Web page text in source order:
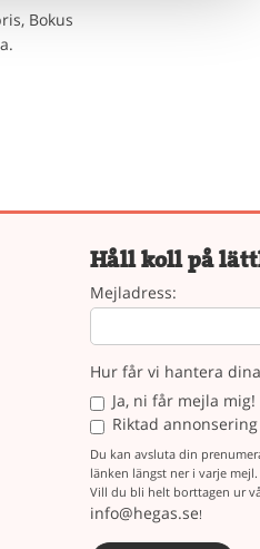
Bokus
Håll koll på
Mejladress:
Hur får vi hantera
Ja, ni får mejla mig!
Riktad annonsering
Du kan avsluta din
länken längst ner i varje mejl.
Vill du bli helt borttagen ur
info@hegas.se!